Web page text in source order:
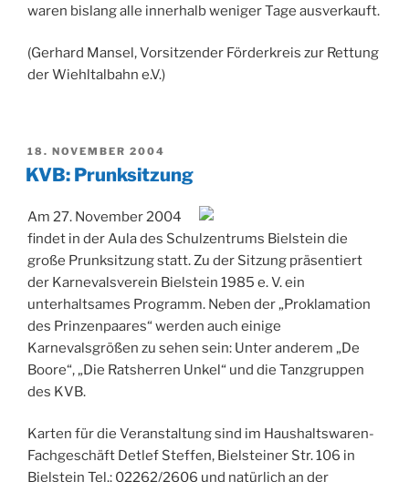
waren bislang alle innerhalb weniger Tage ausverkauft.
(Gerhard Mansel, Vorsitzender Förderkreis zur Rettung
der Wiehltalbahn e.V.)
VERÖFFENTLICHT
AM
18. NOVEMBER 2004
KVB: Prunksitzung
Am 27. November 2004
findet in der Aula des Schulzentrums Bielstein die
große Prunksitzung statt. Zu der Sitzung präsentiert
der Karnevalsverein Bielstein 1985 e. V. ein
unterhaltsames Programm. Neben der „Proklamation
des Prinzenpaares“ werden auch einige
Karnevalsgrößen zu sehen sein: Unter anderem „De
Boore“, „Die Ratsherren Unkel“ und die Tanzgruppen
des KVB.
Karten für die Veranstaltung sind im Haushaltswaren-
Fachgeschäft Detlef Steffen, Bielsteiner Str. 106 in
Bielstein Tel.: 02262/2606 und natürlich an der